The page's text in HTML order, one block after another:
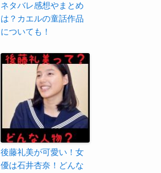
ネタバレ感想やまとめ
は？カエルの童話作品
についても！
後藤礼美が可愛い！女
優は石井杏奈！どんな